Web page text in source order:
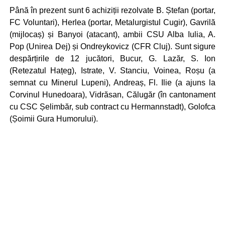
Până în prezent sunt 6 achiziții rezolvate B. Ștefan (portar,
FC Voluntari), Herlea (portar, Metalurgistul Cugir), Gavrilă
(mijlocaș) și Banyoi (atacant), ambii CSU Alba Iulia, A.
Pop (Unirea Dej) și Ondreykovicz (CFR Cluj). Sunt sigure
despărțirile de 12 jucători, Bucur, G. Lazăr, S. Ion
(Retezatul Hațeg), Istrate, V. Stanciu, Voinea, Roșu (a
semnat cu Minerul Lupeni), Andreaș, Fl. Ilie (a ajuns la
Corvinul Hunedoara), Vidrăsan, Călugăr (în cantonament
cu CSC Șelimbăr, sub contract cu Hermannstadt), Golofca
(Șoimii Gura Humorului).